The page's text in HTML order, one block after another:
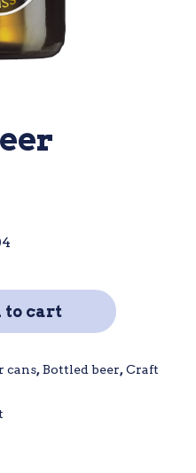
to cart
cans,Bottled beer,Craft